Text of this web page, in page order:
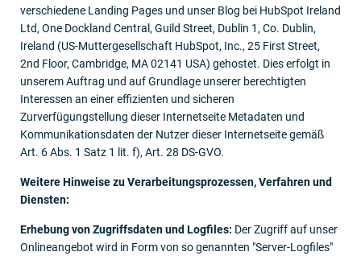
verschiedene Landing Pages und unser Blog bei HubSpot Ireland
Ltd, One Dockland Central, Guild Street, Dublin 1, Co. Dublin,
Ireland (US-Muttergesellschaft HubSpot, Inc., 25 First Street,
2nd Floor, Cambridge, MA 02141 USA) gehostet. Dies erfolgt in
unserem Auftrag und auf Grundlage unserer berechtigten
Interessen an einer effizienten und sicheren
Zurverfügungstellung dieser Internetseite Metadaten und
Kommunikationsdaten der Nutzer dieser Internetseite gemäß
Art. 6 Abs. 1 Satz 1 lit. f), Art. 28 DS-GVO.
Weitere Hinweise zu Verarbeitungsprozessen, Verfahren und
Diensten:
Erhebung von Zugriffsdaten und Logfiles: Der Zugriff auf unser
Onlineangebot wird in Form von so genannten "Server-Logfiles"